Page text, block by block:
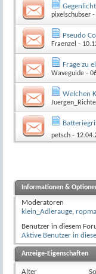
pixelschubser -
Pseudo
Fraenzel -
Frage zu
Waveguide -
Welchen
petsch -
Informationen &
Moderatoren
klein_Adlerauge,
Benutzer in diesem
Aktive Benutzer in
Anzeige-Eigenschaften
Alter